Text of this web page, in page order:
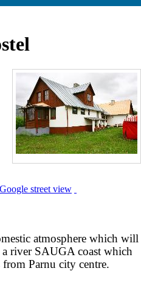
Google street view
atmosphere which will
river SAUGA coast which
Parnu city centre.